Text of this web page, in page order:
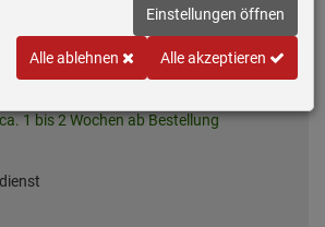
€
EUR Versand
1 bis 2 Wochen ab Bestellung
Einstellungen öffnen
Alle ablehnen Alle akzeptieren